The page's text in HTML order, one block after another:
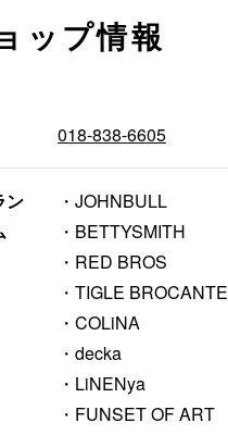
ップ情報
018-838-6605
ン
・JOHNBULL
・BETTYSMITH
・RED BROS
・TIGLE BROCANTE
・COLiNA
・decka
・LiNENya
・FUNSET OF ART